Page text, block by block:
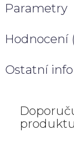
Parametry
Hodnocení
Ostatní
produktu